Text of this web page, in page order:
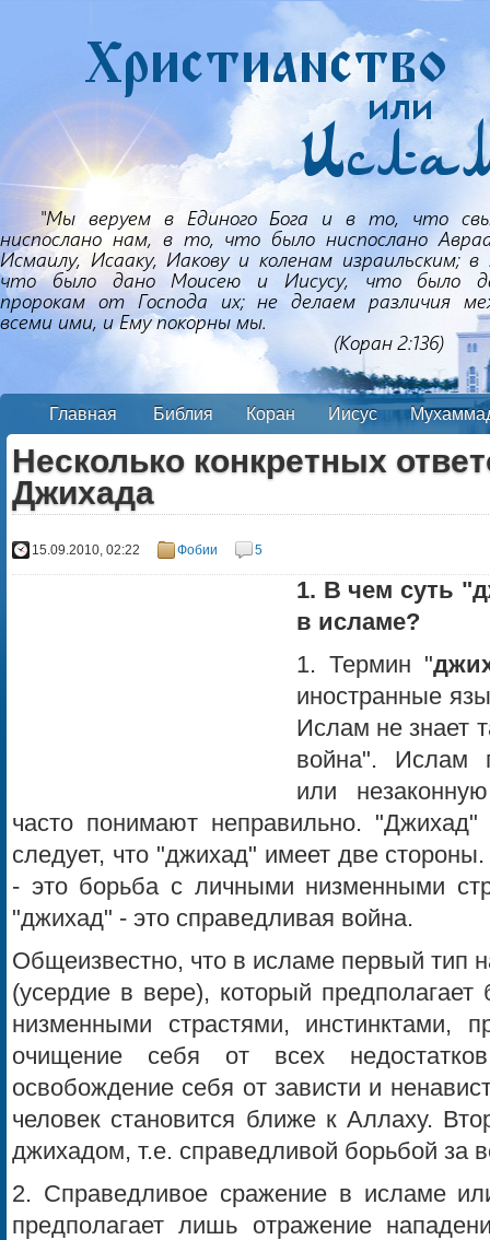
Главная Библия Коран Иисус
Несколько конкретных
Джихада
15.09.2010, 02:22 Фобии 5
1. В чем суть
в исламе?
1. Термин "
иностранные
Ислам не знает
война". Ислам
или
часто понимают неправильно.
следует, что "джихад" имеет две
- это борьба с личными низменными
"джихад" - это справедливая война.
Общеизвестно, что в исламе первый тип
(усердие в вере), который
низменными страстями, инстинктами,
очищение себя от всех
освобождение себя от зависти и
человек становится ближе к Аллаху.
джихадом, т.е. справедливой борьбой за
2. Справедливое сражение в исламе
предполагает лишь отражение